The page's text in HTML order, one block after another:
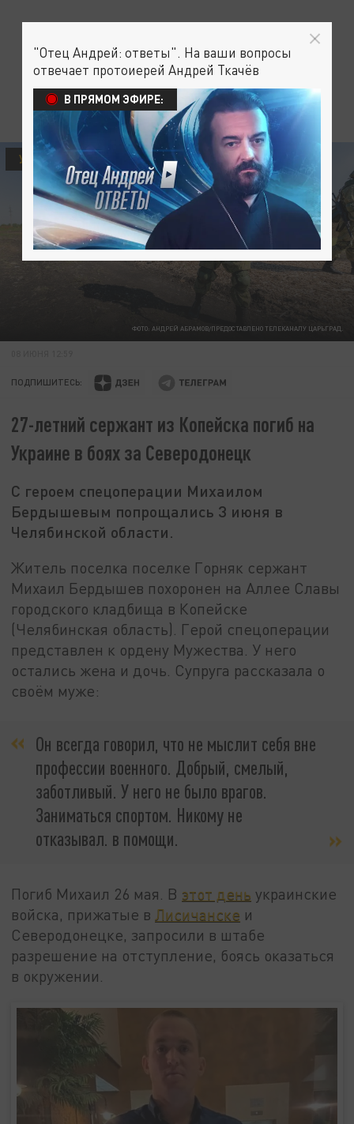
ФОТО: АНДРЕЙ АБРАМОВ/ПРЕДОСТАВЛЕНО ТЕЛЕКАНАЛУ ЦАРЬГРАД.
УКРАИНА
ПОДПИШИТЕСЬ:
27-летний сержант из Копейска погиб на
Украине в боях за Северодонецк
С героем спецоперации Михаилом
Бердышевым попрощались 3 июня в
Челябинской области.
Житель поселка поселке Горняк сержант
Михаил Бердышев похоронен на Аллее Славы
городского кладбища в Копейске
(Челябинская область). Герой спецоперации
представлен к ордену Мужества. У него
остались жена и дочь. Супруга рассказала о
своём муже:
Он всегда говорил, что не мыслит себя вне
профессии военного. Добрый, смелый,
заботливый. У него не было врагов.
Заниматься спортом. Никому не
отказывал. в помощи.
Погиб Михаил 26 мая. В этот день украинские
войска, прижатые в Лисичанске и
Северодонецке, запросили в штабе
разрешение на отступление, боясь оказаться
в окружении.
"Отец Андрей: ответы". На ваши вопросы
отвечает протоиерей Андрей Ткачёв
В ПРЯМОМ ЭФИРЕ: